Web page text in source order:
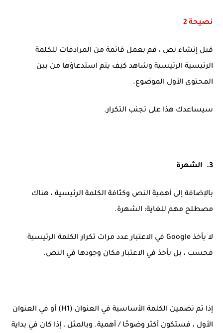
نصيحة 2
قبل إنشاء نص ، قم بعمل قائمة من المرادفات للكلمة
الرئيسية الرئيسية وشاهد كيف يتم استدعاؤها من بين
المحتوى الأول الموضوع.
سيساعدك هذا على تجنب التكرار.
3. الشهرة
بالإضافة إلى أهمية النص وكثافة الكلمة الرئيسية ، هناك
مصطلح مهم للغاية: الشهرة.
لا يأخذ Google في الاعتبار عدد مرات تكرار الكلمة الرئيسية
فحسب ، بل يأخذ في الاعتبار مكان وجودها في النص.
إذا تم تضمين الكلمة الأساسية في العنوان (H1) أو في العنوان
الأول ، فستكون أكثر وضوحًا / أهمية. وبالمثل ، إذا كان في بداية